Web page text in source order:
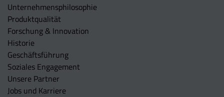
Unternehmens­philosophie
Produktqualität
Forschung & Innovation
Historie
Geschäftsführung
Soziales Engagement
Unsere Partner
Jobs und Karriere